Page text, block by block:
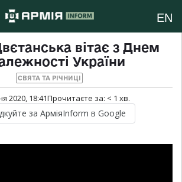
EN
вітає з Днем
України
СВЯТА ТА РІЧНИЦІ
2020, 18:41Прочитаєте за: < 1 хв.
за АрміяInform в Google